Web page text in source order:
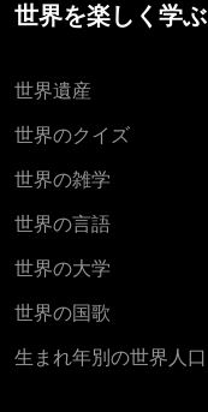
世界を楽しく学ぶ
世界遺産
世界のクイズ
世界の雑学
世界の言語
世界の大学
世界の国歌
生まれ年別の世界人口